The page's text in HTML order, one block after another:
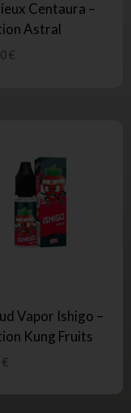
Centaura –
Astral
€
Vapor Ishigo –
Kung Fruits
€